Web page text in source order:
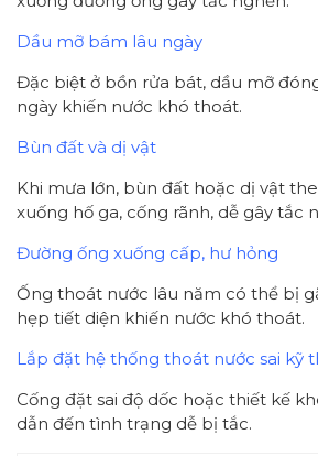
Dầu mỡ bám lâu ngày
Đặc biệt ở bồn rửa bát, dầu mỡ
ngày khiến nước khó thoát.
Bùn đất và dị vật
Khi mưa lớn, bùn đất hoặc dị vật
xuống hố ga, cống rãnh, dễ gây tắc
Đường ống xuống cấp, hư hỏng
Ống thoát nước lâu năm có thể bị
hẹp tiết diện khiến nước khó thoát.
Lắp đặt hệ thống thoát nước sai kỹ
Cống đặt sai độ dốc hoặc thiết kế
dẫn đến tình trạng dễ bị tắc.